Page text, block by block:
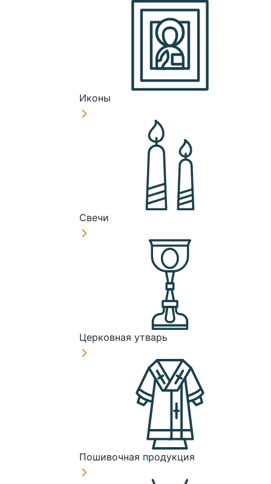
Иконы
Свечи
Церковная утварь
Пошивочная продукция